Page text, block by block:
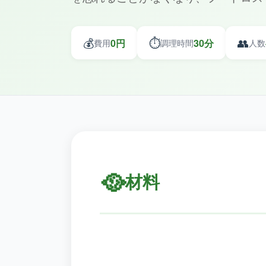
💰費用0円 ⏱️調理時間30分 👥人数
🥘材料